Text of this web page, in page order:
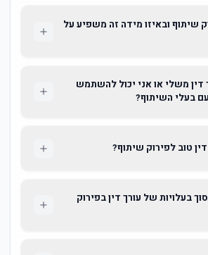
שיתוף ובאיזו מידה זה משפיע על
דין משלי או אני יכול להשתמש
בעלי השיתוף?
טוב לפירוק שיתוף?
בעלויות של עורך דין בפירוק